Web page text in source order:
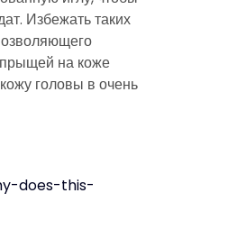
Избежать таких
прыщей на коже
головы в очень
does-this-